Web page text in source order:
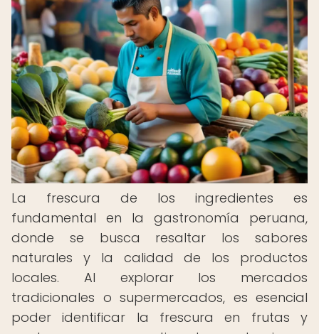
La frescura de los ingredientes es
fundamental en la gastronomía peruana,
donde se busca resaltar los sabores
naturales y la calidad de los productos
locales. Al explorar los mercados
tradicionales o supermercados, es esencial
poder identificar la frescura en frutas y